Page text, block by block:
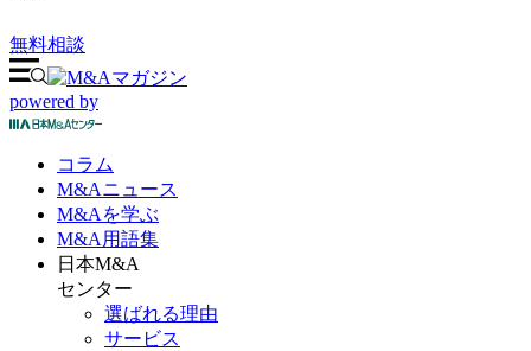
無料相談
powered by
コラム
M&Aニュース
M&Aを学ぶ
M&A 用語集
日本M&A
センター
選ばれる理由
サービス